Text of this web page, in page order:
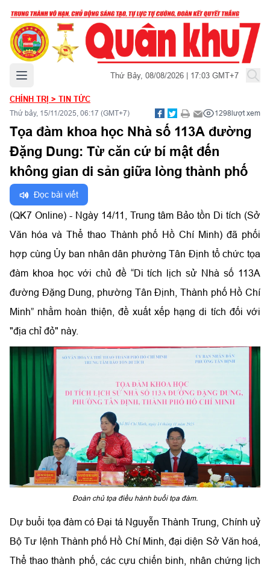
Mở menu chính Thứ Bảy, 08/08/2026 | 17:03 GMT+7
CHÍNH TRỊ > TIN TỨC
Thứ bảy, 15/11/2025, 06:17 (GMT+7) 1298lượt xem
Tọa đàm khoa học Nhà số 113A đường
Đặng Dung: Từ căn cứ bí mật đến
không gian di sản giữa lòng thành phố
Đọc bài viết
(QK7 Online) - Ngày 14/11, Trung tâm Bảo tồn Di tích (Sở
Văn hóa và Thể thao Thành phố Hồ Chí Minh) đã phối
hợp cùng Ủy ban nhân dân phường Tân Định tổ chức tọa
đàm khoa học với chủ đề “Di tích lịch sử Nhà số 113A
đường Đặng Dung, phường Tân Định, Thành phố Hồ Chí
Minh” nhằm hoàn thiện, đề xuất xếp hạng di tích đối với
"địa chỉ đỏ" này.
Đoàn chủ tọa điều hành buổi tọa đàm.
Dự buổi tọa đàm có Đại tá Nguyễn Thành Trung, Chính uỷ
Bộ Tư lệnh Thành phố Hồ Chí Minh, đại diện Sở Văn hoá,
Thể thao thành phố, các cựu chiến binh, nhân chứng lịch